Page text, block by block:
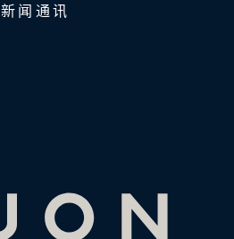
新闻通讯